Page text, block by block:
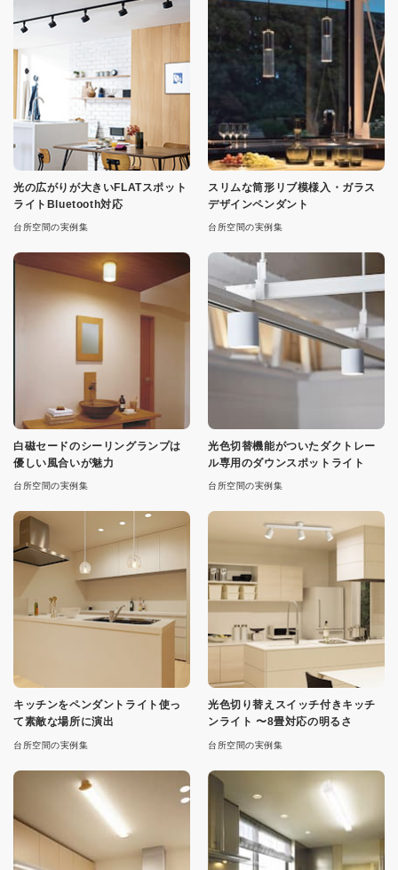
光の広がりが大きいFLATスポット
ライトBluetooth対応
台所空間の実例集
スリムな筒形リブ模様入・ガラス
デザインペンダント
台所空間の実例集
白磁セードのシーリングランプは
優しい風合いが魅力
台所空間の実例集
光色切替機能がついたダクトレー
ル専用のダウンスポットライト
台所空間の実例集
キッチンをペンダントライト使っ
て素敵な場所に演出
台所空間の実例集
光色切り替えスイッチ付きキッチ
ンライト 〜8畳対応の明るさ
台所空間の実例集